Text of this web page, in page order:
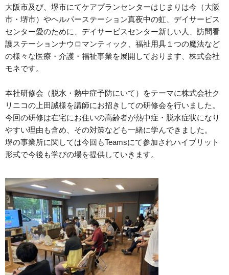
大阪市及び、堺市にてケアプランセンターはじまりは今（大阪
市・堺市）やヘルパーステーション真夜中の虹、デイサービス
センター愛のために、デイサービスセンター新しい人、訪問看
護ステーションナウロマンティック、福祉用具１つの魔法など
の様々な医療・介護・福祉事業を展開しております、株式会社
モネです。
本社研修会（脱水・熱中症予防にいて）をテーマに株式会社ク
リニコの上田誠様を講師にお招きしての研修会を行いました。
今回の研修は在宅にお住いの高齢者が熱中症・脱水症状になり
やすい理由も含め、その対策なども一緒に学んできました。
堺の事業所に関しては今回もTeamsにて参加されハイブリット
形式で今後も学びの場を提供していきます。